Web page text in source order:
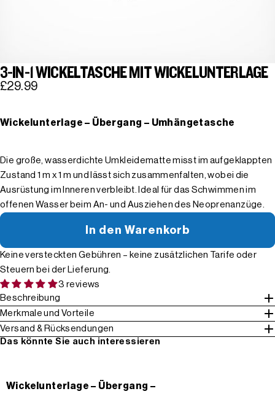
3-IN-1 WICKELTASCHE MIT WICKELUNTERLAGE
£29.99
Wickelunterlage – Übergang – Umhängetasche
Die große, wasserdichte Umkleidematte misst im aufgeklappten
Zustand 1 m x 1 m und lässt sich zusammenfalten, wobei die
Ausrüstung im Inneren verbleibt. Ideal für das Schwimmen im
offenen Wasser beim An- und Ausziehen des Neoprenanzüge.
In den Warenkorb
Keine versteckten Gebühren – keine zusätzlichen Tarife oder
Steuern bei der Lieferung.
3 reviews
Beschreibung
Merkmale und Vorteile
Versand & Rücksendungen
Das könnte Sie auch interessieren
Wickelunterlage – Übergang –